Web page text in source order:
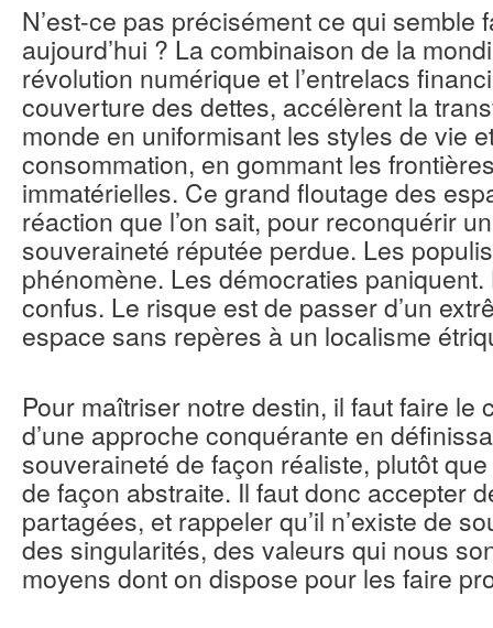
N’est-ce pas précisément ce qui semble
aujourd’hui ? La combinaison de la
révolution numérique et l’entrelacs
couverture des dettes, accélèrent la
monde en uniformisant les styles de vie
consommation, en gommant les
immatérielles. Ce grand floutage des
réaction que l’on sait, pour reconquérir
souveraineté réputée perdue. Les
phénomène. Les démocraties
confus. Le risque est de passer d’un
espace sans repères à un localisme
Pour maîtriser notre destin, il faut faire le
d’une approche conquérante en
souveraineté de façon réaliste, plutôt
de façon abstraite. Il faut donc accepter
partagées, et rappeler qu’il n’existe de
des singularités, des valeurs qui nous
moyens dont on dispose pour les faire